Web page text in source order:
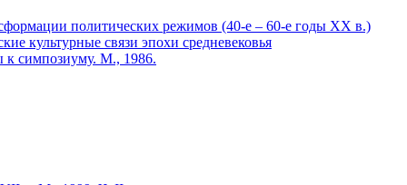
политических режимов (40-е – 60-е годы ХХ в.)
культурные связи эпохи средневековья
к симпозиуму. М., 1986.